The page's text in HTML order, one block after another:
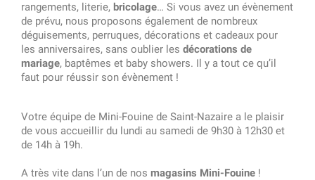
rangements, literie, bricolage… Si vous avez un évènement
de prévu, nous proposons également de nombreux
déguisements, perruques, décorations et cadeaux pour
les anniversaires, sans oublier les décorations de
mariage, baptêmes et baby showers. Il y a tout ce qu’il
faut pour réussir son évènement !
Votre équipe de Mini-Fouine de Saint-Nazaire a le plaisir
de vous accueillir du lundi au samedi de 9h30 à 12h30 et
de 14h à 19h.
A très vite dans l’un de nos magasins Mini-Fouine !